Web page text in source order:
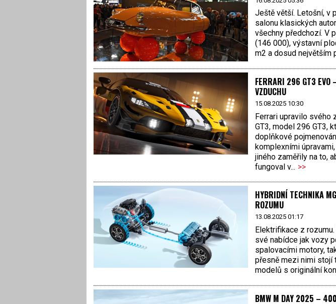
Ještě větší. Letošní, v
salonu klasických
všechny předchozí. V
(146 000), výstavní
m2 a dosud největším
FERRARI 296 GT3 EVO
VZDUCHU
15.08.2025 10:30
Ferrari upravilo svého
GT3, model 296 GT3,
doplňkové
komplexními
jiného zaměřily na to,
fungoval v... >>
HYBRIDNÍ TECHNIKA
ROZUMU
13.08.2025 01:17
Elektrifikace z
své nabídce jak vozy
spalovacími motory,
přesně mezi nimi stojí
modelů s originální
BMW M DAY 2025 –